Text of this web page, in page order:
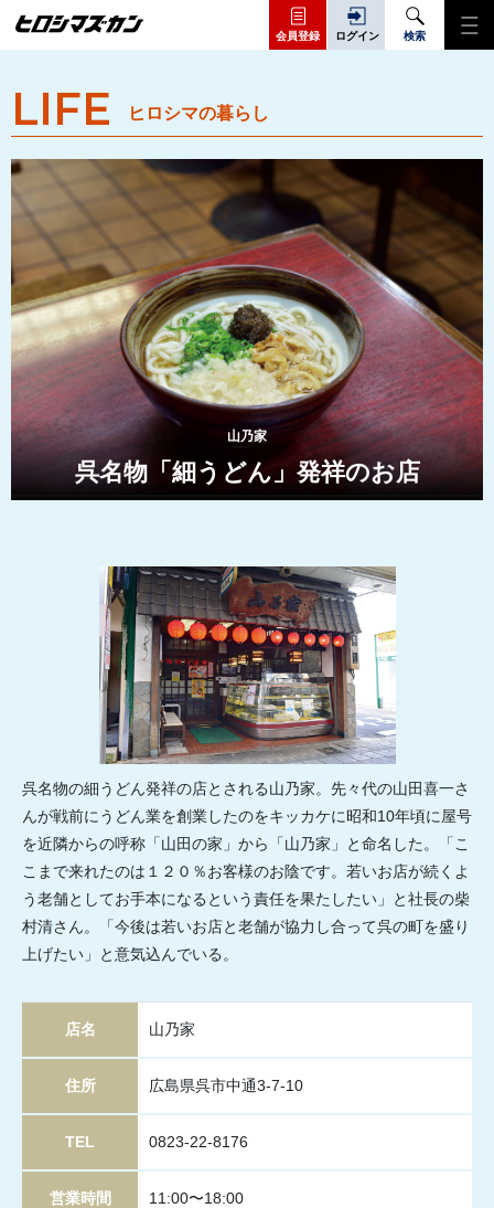
会員登録 ログイン 検索
LIFE ヒロシマの暮らし
山乃家
呉名物「細うどん」発祥のお店
呉名物の細うどん発祥の店とされる山乃家。先々代の山田喜一さ
んが戦前にうどん業を創業したのをキッカケに昭和10年頃に屋号
を近隣からの呼称「山田の家」から「山乃家」と命名した。「こ
こまで来れたのは１２０％お客様のお陰です。若いお店が続くよ
う老舗としてお手本になるという責任を果たしたい」と社長の柴
村清さん。「今後は若いお店と老舗が協力し合って呉の町を盛り
上げたい」と意気込んでいる。
店名 山乃家
住所 広島県呉市中通3-7-10
TEL 0823-22-8176
営業時間 11:00〜18:00